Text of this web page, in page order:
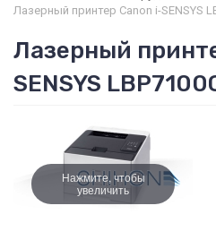
Лазерный принтер Canon i-SENSYS
Лазерный
SENSYS
Нажмите, чтобы
увеличить